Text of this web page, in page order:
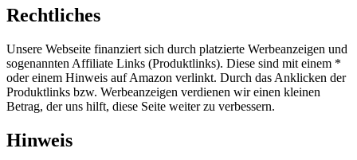
Rechtliches
Unsere Webseite finanziert sich durch platzierte Werbeanzeigen und
sogenannten Affiliate Links (Produktlinks). Diese sind mit einem *
oder einem Hinweis auf Amazon verlinkt. Durch das Anklicken der
Produktlinks bzw. Werbeanzeigen verdienen wir einen kleinen
Betrag, der uns hilft, diese Seite weiter zu verbessern.
Hinweis